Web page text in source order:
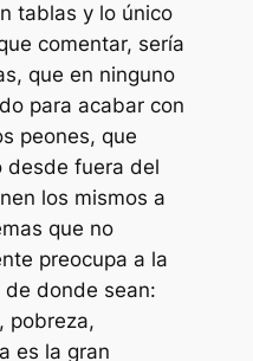
tablas y lo único
comentar, sería
que en ninguno
para acabar con
peones, que
desde fuera del
los mismos a
que no
preocupa a la
donde sean:
pobreza,
es la gran